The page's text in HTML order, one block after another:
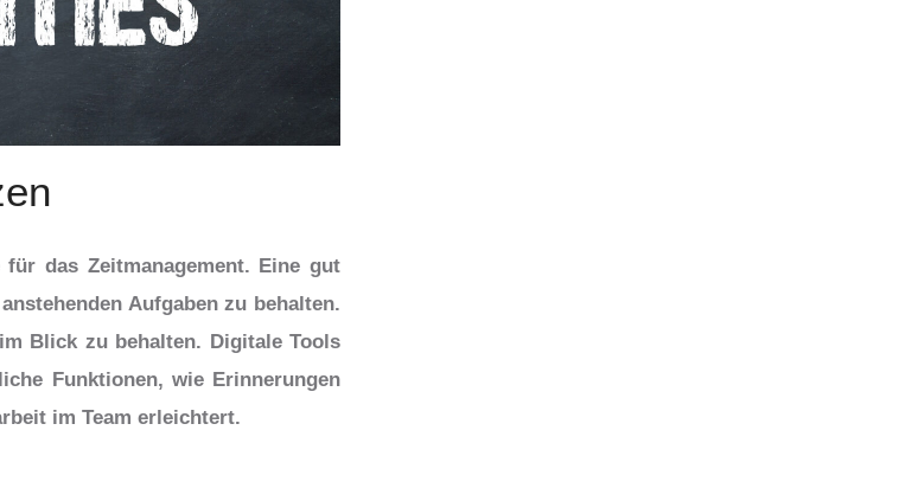
das Zeitmanagement. Eine gut
Aufgaben zu behalten.
Blick zu behalten. Digitale Tools
Funktionen, wie Erinnerungen
im Team erleichtert.